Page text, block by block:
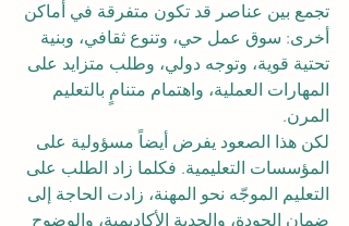
تجمع بين عناصر قد تكون متفرقة في أماكن
أخرى: سوق عمل حي، وتنوع ثقافي، وبنية
تحتية قوية، وتوجه دولي، وطلب متزايد على
المهارات العملية، واهتمام متنامٍ بالتعليم
المرن.
لكن هذا الصعود يفرض أيضاً مسؤولية على
المؤسسات التعليمية. فكلما زاد الطلب على
التعليم الموجّه نحو المهنة، زادت الحاجة إلى
ضمان الجودة، والجدية الأكاديمية، والوضوح